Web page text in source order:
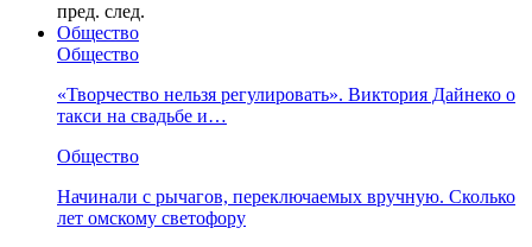
пред. след.
Общество
Общество
«Творчество нельзя регулировать». Виктория Дайнеко о
такси на свадьбе и…
Общество
Начинали с рычагов, переключаемых вручную. Сколько
лет омскому светофору